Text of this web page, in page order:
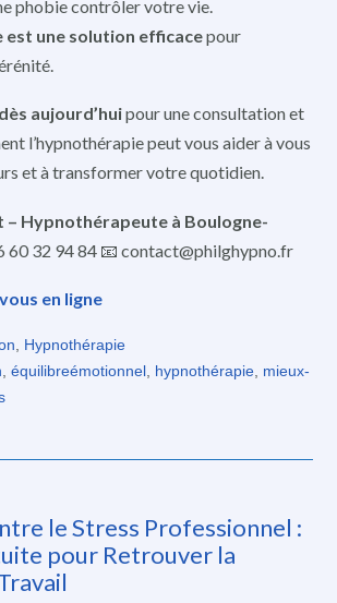
phobie contrôler votre vie.
une solution efficacepour
aujourd’huipour une consultation et
l’hypnothérapie peut vous aider à vous
et à transformer votre quotidien.
– Hypnothérapeute à Boulogne-
60 32 94 84 📧 contact@philghypno.fr
en ligne
Hypnothérapie
équilibreémotionnel hypnothérapie mieux-
le Stress Professionnel :
pour Retrouver la